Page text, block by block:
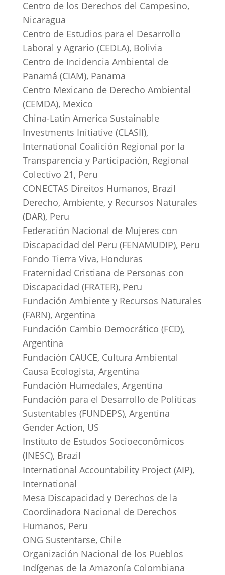
Centro de los Derechos del Campesino,
Nicaragua
Centro de Estudios para el Desarrollo
Laboral y Agrario (CEDLA), Bolivia
Centro de Incidencia Ambiental de
Panamá (CIAM), Panama
Centro Mexicano de Derecho Ambiental
(CEMDA), Mexico
China-Latin America Sustainable
Investments Initiative (CLASII),
International Coalición Regional por la
Transparencia y Participación, Regional
Colectivo 21, Peru
CONECTAS Direitos Humanos, Brazil
Derecho, Ambiente, y Recursos Naturales
(DAR), Peru
Federación Nacional de Mujeres con
Discapacidad del Peru (FENAMUDIP), Peru
Fondo Tierra Viva, Honduras
Fraternidad Cristiana de Personas con
Discapacidad (FRATER), Peru
Fundación Ambiente y Recursos Naturales
(FARN), Argentina
Fundación Cambio Democrático (FCD),
Argentina
Fundación CAUCE, Cultura Ambiental
Causa Ecologista, Argentina
Fundación Humedales, Argentina
Fundación para el Desarrollo de Políticas
Sustentables (FUNDEPS), Argentina
Gender Action, US
Instituto de Estudos Socioeconômicos
(INESC), Brazil
International Accountability Project (AIP),
International
Mesa Discapacidad y Derechos de la
Coordinadora Nacional de Derechos
Humanos, Peru
ONG Sustentarse, Chile
Organización Nacional de los Pueblos
Indígenas de la Amazonía Colombiana